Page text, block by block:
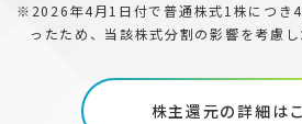
※2026年4月1日付で普通株式1株につき
ったため、当該株式分割の影響を考慮
株主還元の詳細は